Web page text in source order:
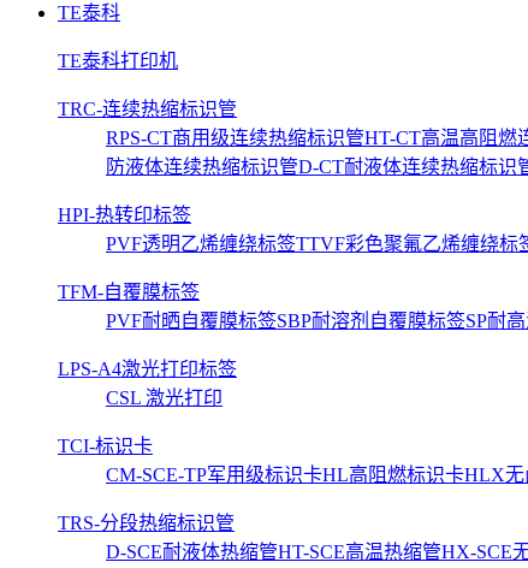
TE泰科
TE泰科打印机
TRC-连续热缩标识管
RPS-CT商用级连续热缩标识管HT-CT高温高阻燃
防液体连续热缩标识管D-CT耐液体连续热缩标识
HPI-热转印标签
PVF透明乙烯缠绕标签TTVF彩色聚氟乙烯缠绕标
TFM-自覆膜标签
PVF耐晒自覆膜标签SBP耐溶剂自覆膜标签SP耐
LPS-A4激光打印标签
CSL 激光打印
TCI-标识卡
CM-SCE-TP军用级标识卡HL高阻燃标识卡HLX无
TRS-分段热缩标识管
D-SCE耐液体热缩管HT-SCE高温热缩管HX-SCE